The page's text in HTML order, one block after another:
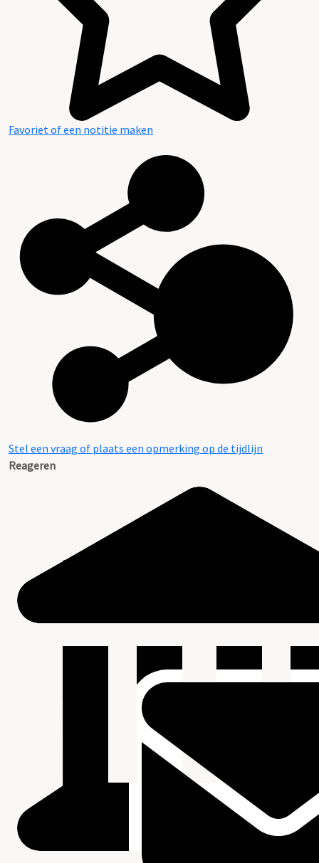
Favoriet of een notitie maken
Stel een vraag of plaats een opmerking op de tijdlijn
Reageren